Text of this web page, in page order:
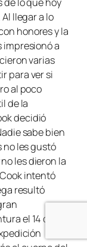
de lo que hoy
llegar a lo
honores y la
impresionó a
varias
para ver si
al poco
de la
decidió
sabe bien
no les gustó
les dieron la
intentó
resultó
el 14 de